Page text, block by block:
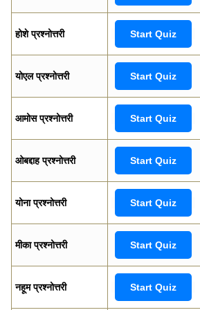
होशे प्रश्नोत्तरी Start Quiz
योएल प्रश्नोत्तरी Start Quiz
आमोस प्रश्नोत्तरी Start Quiz
ओबद्दाह प्रश्नोत्तरी Start Quiz
योना प्रश्नोत्तरी Start Quiz
मीका प्रश्नोत्तरी Start Quiz
नहूम प्रश्नोत्तरी Start Quiz